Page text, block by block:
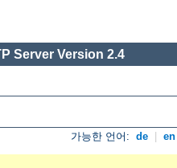
Server Version 2.4
가능한 언어: de en